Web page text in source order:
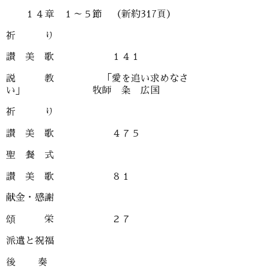
１４章 １～５節 （新約317頁）
祈 り
讃 美 歌 １４１
説 教 「愛を追い求めなさ
い」 牧師 粂 広国
祈 り
讃 美 歌 ４７５
聖 餐 式
讃 美 歌 ８１
献金・感謝
頌 栄 ２７
派遣と祝福
後 奏